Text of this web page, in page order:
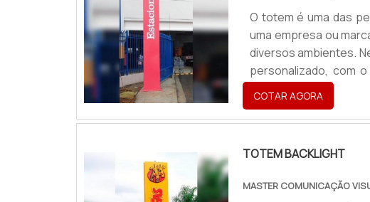
O totem é uma das
uma empresa ou
diversos ambientes.
personalizado, com
ideal, o valor e a
eficazes para
obter gra...
COTAR AGORA
TOTEM BACKLIGHT
MASTER COMUNICAÇÃO